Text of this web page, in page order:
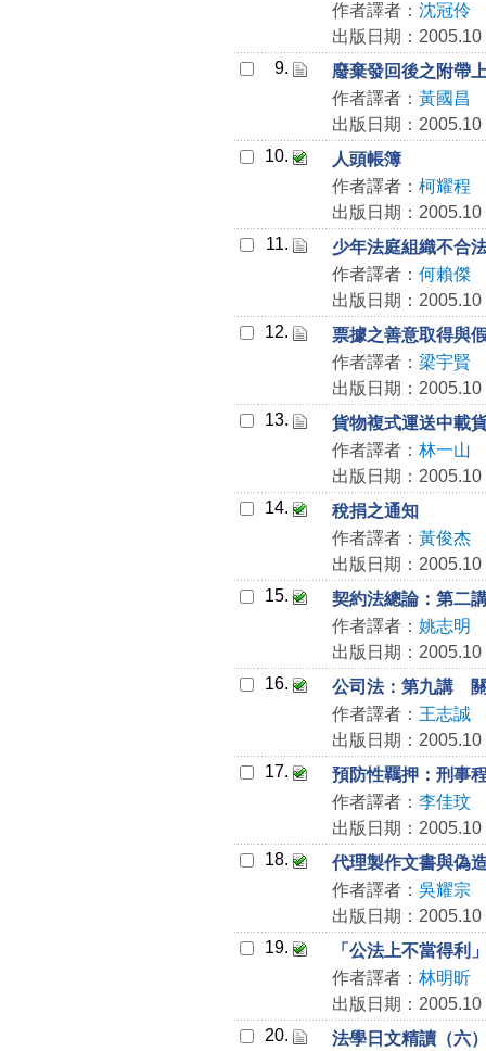
作者譯者： 沈冠伶
出版日期：2005.10
9.
廢棄發回後之附帶
作者譯者： 黃國昌
出版日期：2005.10
10.
人頭帳簿
作者譯者： 柯耀程
出版日期：2005.10
11.
少年法庭組織不合
作者譯者： 何賴傑
出版日期：2005.10
12.
票據之善意取得與
作者譯者： 梁宇賢
出版日期：2005.10
13.
貨物複式運送中載
作者譯者： 林一山
出版日期：2005.10
14.
稅捐之通知
作者譯者： 黃俊杰
出版日期：2005.10
15.
契約法總論：第二
作者譯者： 姚志明
出版日期：2005.10
16.
公司法：第九講
作者譯者： 王志誠
出版日期：2005.10
17.
預防性羈押：刑事
作者譯者： 李佳玟
出版日期：2005.10
18.
代理製作文書與偽
作者譯者： 吳耀宗
出版日期：2005.10
19.
「公法上不當得利
作者譯者： 林明昕
出版日期：2005.10
20.
法學日文精讀（六